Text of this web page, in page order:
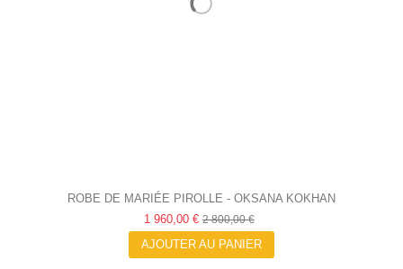
ROBE DE MARIÉE PIROLLE - OKSANA KOKHAN
1 960,00 € 2 800,00 €
AJOUTER AU PANIER